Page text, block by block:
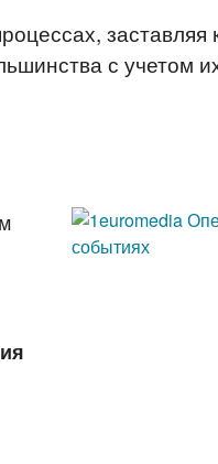
заставляя
с учетом